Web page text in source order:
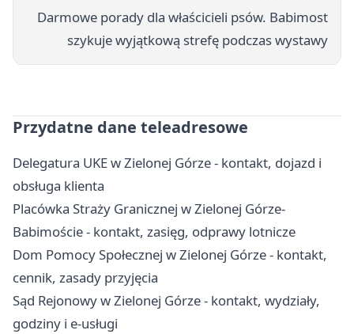
Darmowe porady dla właścicieli psów. Babimost
szykuje wyjątkową strefę podczas wystawy
Przydatne dane teleadresowe
Delegatura UKE w Zielonej Górze - kontakt, dojazd i
obsługa klienta
Placówka Straży Granicznej w Zielonej Górze-
Babimoście - kontakt, zasięg, odprawy lotnicze
Dom Pomocy Społecznej w Zielonej Górze - kontakt,
cennik, zasady przyjęcia
Sąd Rejonowy w Zielonej Górze - kontakt, wydziały,
godziny i e-usługi